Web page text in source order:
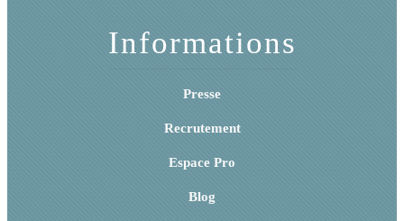
Informations
Presse
Recrutement
Espace Pro
Blog